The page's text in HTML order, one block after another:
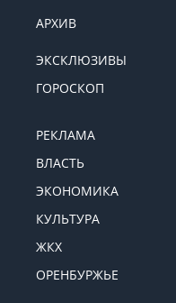
АРХИВ
ЭКСКЛЮЗИВЫ
ГОРОСКОП
РЕКЛАМА
ВЛАСТЬ
ЭКОНОМИКА
КУЛЬТУРА
ЖКХ
ОРЕНБУРЖЬЕ